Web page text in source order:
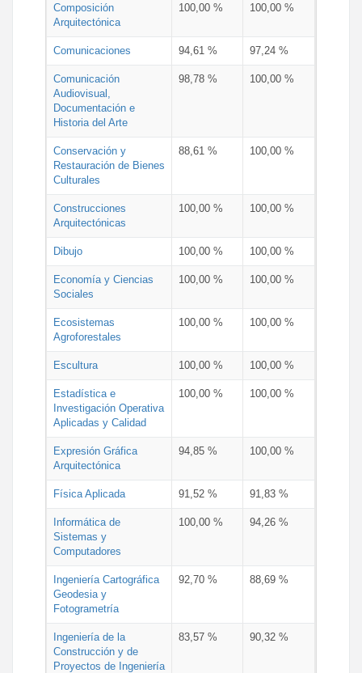
Composición
Arquitectónica
100,00 % 100,00 %
Comunicaciones 94,61 % 97,24 %
Comunicación
Audiovisual,
Documentación e
Historia del Arte
98,78 % 100,00 %
Conservación y
Restauración de Bienes
Culturales
88,61 % 100,00 %
Construcciones
Arquitectónicas
100,00 % 100,00 %
Dibujo 100,00 % 100,00 %
Economía y Ciencias
Sociales
100,00 % 100,00 %
Ecosistemas
Agroforestales
100,00 % 100,00 %
Escultura 100,00 % 100,00 %
Estadística e
Investigación Operativa
Aplicadas y Calidad
100,00 % 100,00 %
Expresión Gráfica
Arquitectónica
94,85 % 100,00 %
Física Aplicada 91,52 % 91,83 %
Informática de
Sistemas y
Computadores
100,00 % 94,26 %
Ingeniería Cartográfica
Geodesia y
Fotogrametría
92,70 % 88,69 %
Ingeniería de la
Construcción y de
Proyectos de Ingeniería
83,57 % 90,32 %